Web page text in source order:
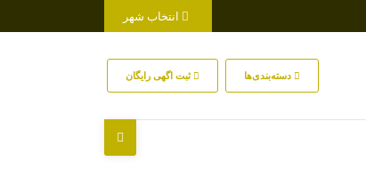
دسته‌بندی‌ها ثبت اگهی رایگان